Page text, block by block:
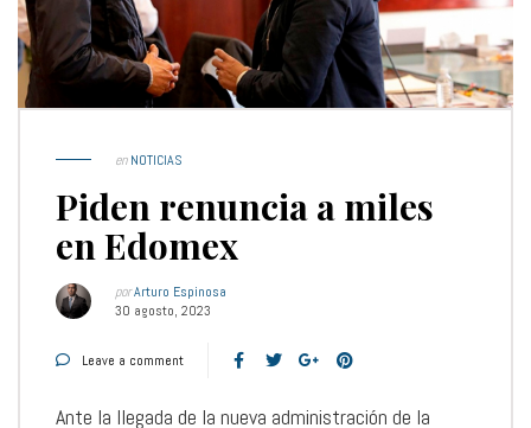
enNOTICIAS
Piden renuncia a miles
en Edomex
porArturo Espinosa
30 agosto, 2023
Leave a comment
Ante la llegada de la nueva administración de la